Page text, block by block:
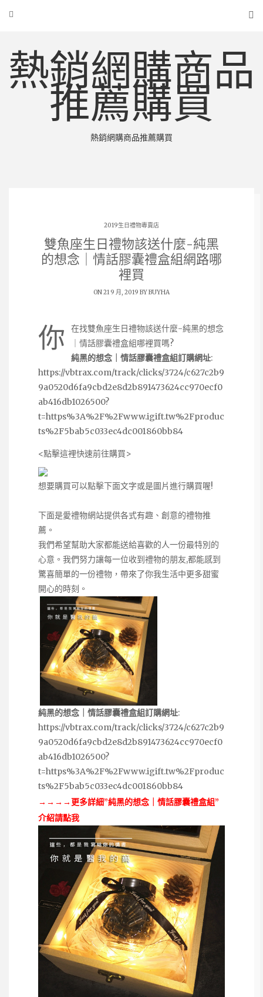
熱銷網購商品
推薦購買
熱銷網購商品推薦購買
2019生日禮物專賣店
雙魚座生日禮物該送什麼-純黑
的想念｜情話膠囊禮盒組網路哪
裡買
ON 21 9 月, 2019 BYBUYHA
你
在找雙魚座生日禮物該送什麼-純黑的想念
｜情話膠囊禮盒組哪裡買嗎?
純黑的想念｜情話膠囊禮盒組訂購網址:
https://vbtrax.com/track/clicks/3724/c627c2b9
9a0520d6fa9cbd2e8d2b891473624cc970ecf0
ab416db1026500?
t=https%3A%2F%2Fwww.igift.tw%2Fproduc
ts%2F5bab5c033ec4dc001860bb84
<點擊這裡快速前往購買>
想要購買可以點擊下面文字或是圖片進行購買喔!
下面是愛禮物網站提供各式有趣、創意的禮物推
薦。
我們希望幫助大家都能送給喜歡的人一份最特別的
心意。我們努力讓每一位收到禮物的朋友,都能感到
驚喜簡單的一份禮物，帶來了你我生活中更多甜蜜
開心的時刻。
純黑的想念｜情話膠囊禮盒組訂購網址:
https://vbtrax.com/track/clicks/3724/c627c2b9
9a0520d6fa9cbd2e8d2b891473624cc970ecf0
ab416db1026500?
t=https%3A%2F%2Fwww.igift.tw%2Fproduc
ts%2F5bab5c033ec4dc001860bb84
→→→→更多詳細”純黑的想念｜情話膠囊禮盒組”
介紹請點我